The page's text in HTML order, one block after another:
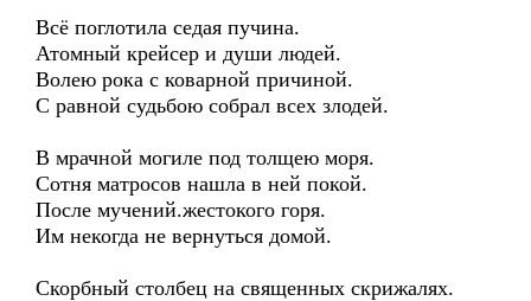
Всё поглотила седая пучина.
Атомный крейсер и души людей.
Волею рока с коварной причиной.
С равной судьбою собрал всех злодей.
В мрачной могиле под толщею моря.
Сотня матросов нашла в ней покой.
После мучений.жестокого горя.
Им некогда не вернуться домой.
Скорбный столбец на священных скрижалях.